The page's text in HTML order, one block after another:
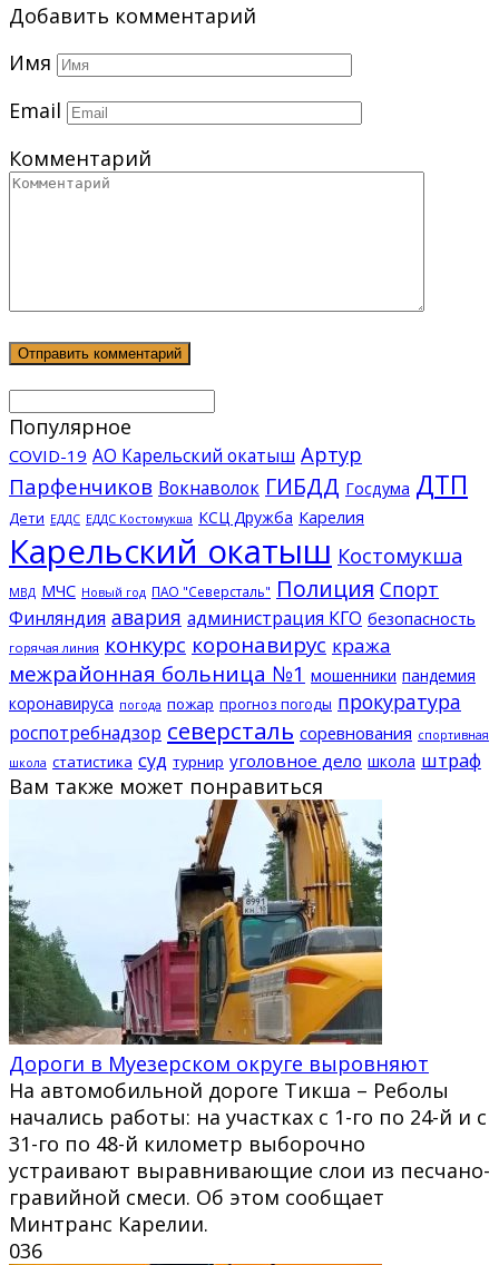
Добавить комментарий
Имя
Email
Комментарий
Популярное
COVID-19 АО Карельский окатыш Артур
Парфенчиков Вокнаволок ГИБДД Госдума ДТП
Дети ЕДДС ЕДДС Костомукша КСЦ Дружба Карелия
Карельский окатыш Костомукша
МВД МЧС Новый год ПАО "Северсталь" Полиция Спорт
Финляндия авария администрация КГО безопасность
горячая линия конкурс коронавирус кража
межрайонная больница №1 мошенники пандемия
коронавируса погода пожар прогноз погоды прокуратура
роспотребнадзор северсталь соревнования спортивная
школа статистика суд турнир уголовное дело школа штраф
Вам также может понравиться
Дороги в Муезерском округе выровняют
На автомобильной дороге Тикша – Реболы
начались работы: на участках с 1-го по 24-й и с
31-го по 48-й километр выборочно
устраивают выравнивающие слои из песчано-
гравийной смеси. Об этом сообщает
Минтранс Карелии.
036